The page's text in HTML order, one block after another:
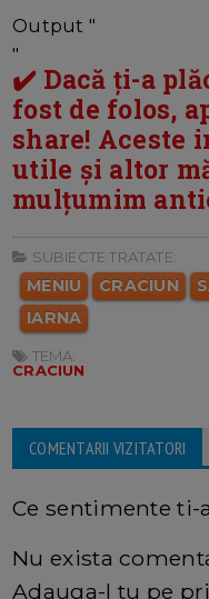
Output "
"
✔️ Dacă ți-a
fost de folos,
share! Aceste
utile și altor
mulțumim
SUBIECTE TRATATE:
MENIU CRACIUN
IARNA
TEMA:
CRACIUN
COMENTARII VIZITATORI
Ce sentimente ti-
Nu exista
Adauga-l tu pe